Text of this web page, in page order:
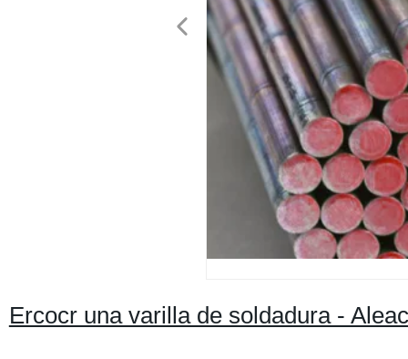
Ercocr una varilla de soldadura -